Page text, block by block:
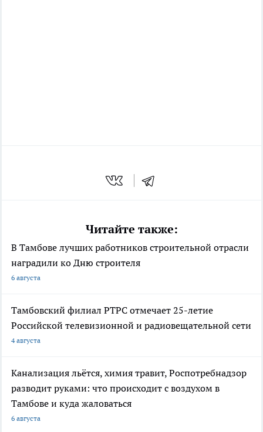
Читайте также:
В Тамбове лучших работников строительной отрасли
наградили ко Дню строителя
6 августа
Тамбовский филиал РТРС отмечает 25-летие
Российской телевизионной и радиовещательной сети
4 августа
Канализация льётся, химия травит, Роспотребнадзор
разводит руками: что происходит с воздухом в
Тамбове и куда жаловаться
6 августа